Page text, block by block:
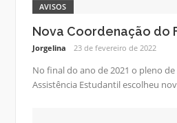
AVISOS
Nova Coordenação do
Jorgelina 23 de fevereiro de 2022
No final do ano de 2021 o pleno
Assistência Estudantil escolheu